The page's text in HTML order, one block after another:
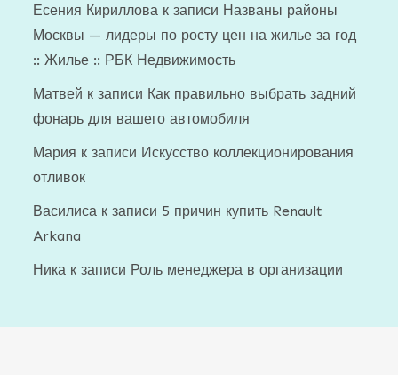
Есения Кириллова к записи Названы районы
Москвы — лидеры по росту цен на жилье за год
:: Жилье :: РБК Недвижимость
Матвей к записи Как правильно выбрать задний
фонарь для вашего автомобиля
Мария к записи Искусство коллекционирования
отливок
Василиса к записи 5 причин купить Renault
Arkana
Ника к записи Роль менеджера в организации